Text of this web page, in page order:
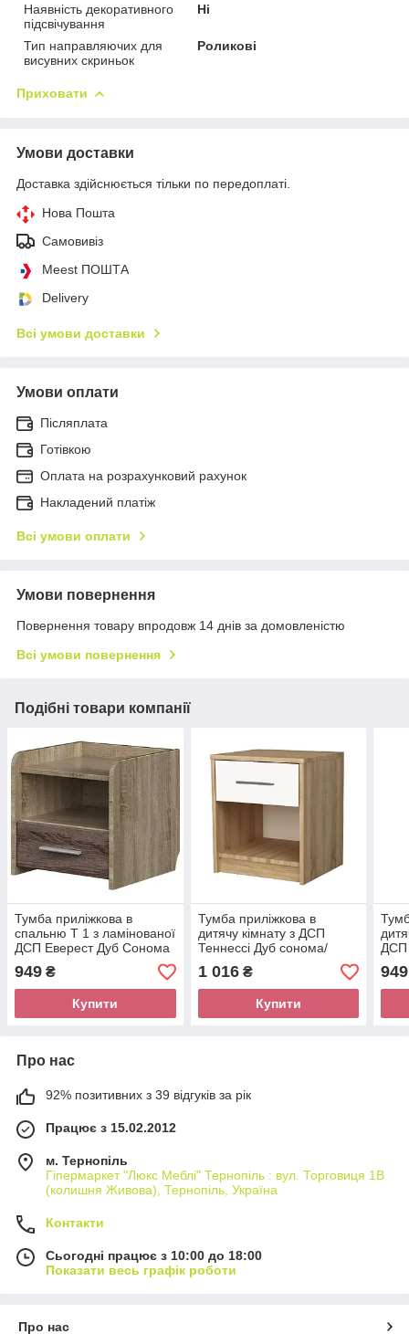
Наявність декоративного
підсвічування
Ні
Тип направляючих для
висувних скриньок
Роликові
Приховати
Умови доставки
Доставка здійснюється тільки по передоплаті.
Нова Пошта
Самовивіз
Meest ПОШТА
Delivery
Всі умови доставки
Умови оплати
Післяплата
Готівкою
Оплата на розрахунковий рахунок
Накладений платіж
Всі умови оплати
Умови повернення
Повернення товару впродовж 14 днів за домовленістю
Всі умови повернення
Подібні товари компанії
Тумба приліжкова в
спальню Т 1 з ламінованої
ДСП Еверест Дуб Сонома
949 ₴
Купити
Тумба приліжкова в
дитячу кімнату з ДСП
Теннессі Дуб сонома/
1 016₴
Купити
ДСП
949
Про нас
92% позитивних з 39 відгуків за рік
Працює з 15.02.2012
м. Тернопіль
Гіпермаркет "Люкс Меблі" Тернопіль : вул. Торговиця 1В
(колишня Живова), Тернопіль, Україна
Контакти
Сьогодні працює з 10:00 до 18:00
Показати весь графік роботи
Про нас